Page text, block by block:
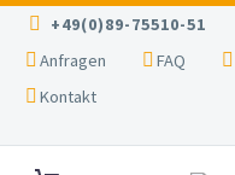
+49(0)89-75510-51
Anfragen
FAQ
Kontakt